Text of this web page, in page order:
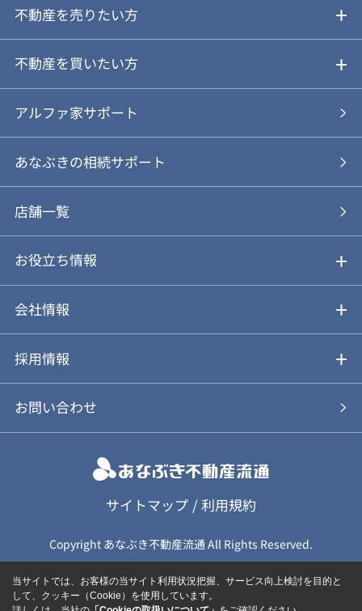
不動産を売りたい方
ご売却ガイド
ご売却の流れ
あなぶきの仲介
あなぶきの買取
仲介と買取のメリット・デメリット
動画やパンフレットで見る
不動産を買いたい方
ご購入ガイド
物件を探す
購入の流れ
購入前も後も安心サポート
お気に入り
アルファ家サポート
あなぶきの相続サポート
店舗一覧
お役立ち情報
不動産Q&A
アルファジャーナル
会社情報
会社概要
スタッフ紹介
個人情報保護方針
カスタマーハラスメント基本方針
保険募集（勧誘）方針
採用情報
新卒採用について
キャリア採用について
応募に関する個人情報取扱について
お問い合わせ
サイトマップ /利用規約
Copyright あなぶき不動産流通 All Rights Reserved.
当サイトでは、お客様の当サイト利用状況把握、サービス向上検討を目的と
して、クッキー（Cookie）を使用しています。